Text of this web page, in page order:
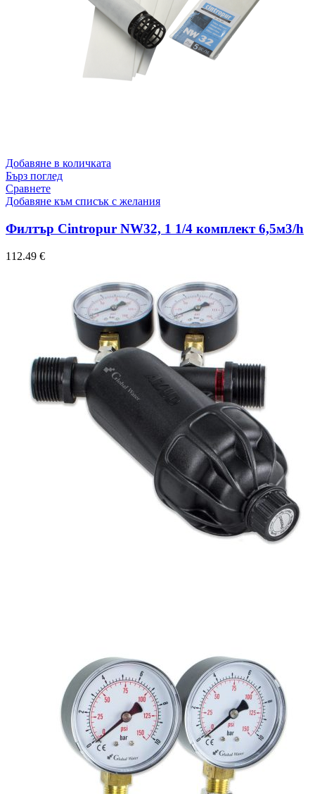
Добавяне в количката
Бърз поглед
Сравнете
Добавяне към списък с желания
Филтър Cintropur NW32, 1 1/4 комплект 6,5м3/h
112.49 €